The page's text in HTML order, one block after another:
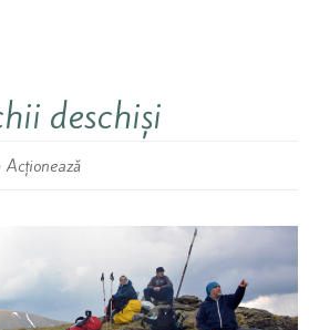
deschiși
Acționează